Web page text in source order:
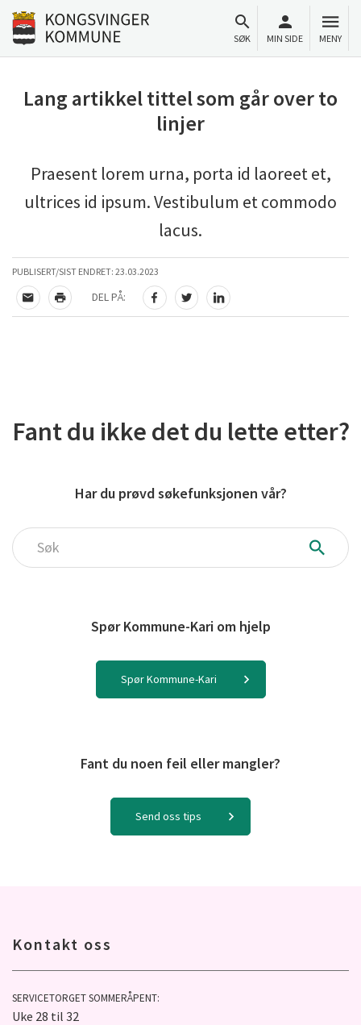
Til innhold
Gå til forsiden
SØK MIN SIDE MENY
Lang artikkel tittel som går over to
linjer
Praesent lorem urna, porta id laoreet et,
ultrices id ipsum. Vestibulum et commodo
lacus.
PUBLISERT/SIST ENDRET: 23.03.2023
TIPS EN VENN
SKRIV UT
DEL PÅ:
DEL PÅ FACEBOOK
DEL PÅ TWITTER
DEL PÅ LINKEDIN
Fant du ikke det du lette etter?
Har du prøvd søkefunksjonen vår?
Søk
Spør Kommune-Kari om hjelp
Spør Kommune-Kari
Fant du noen feil eller mangler?
Send oss tips
Kontakt oss
SERVICETORGET SOMMERÅPENT:
Uke 28 til 32